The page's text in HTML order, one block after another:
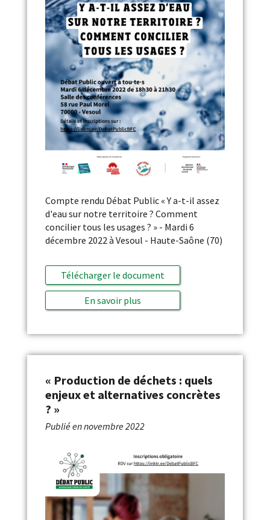
Compte rendu Débat Public « Y a-t-il assez
d'eau sur notre territoire ? Comment
concilier tous les usages ? » - Mardi 6
décembre 2022 à Vesoul - Haute-Saône (70)
Télécharger le document
En savoir plus
« Production de déchets : quels
enjeux et alternatives concrètes
? »
Publié ennovembre 2022